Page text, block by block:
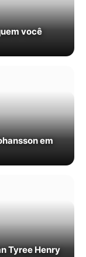
você
em
Tyree Henry